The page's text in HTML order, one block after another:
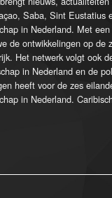
Saba, Sint Eustatius
in Nederland. Met
de ontwikkelingen op de
Het netwerk volgt ook
in Nederland en de
heeft voor de zes
in Nederland.